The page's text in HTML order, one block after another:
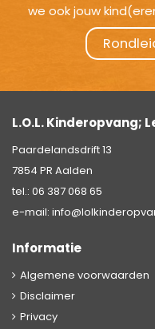
we ook jouw
L.O.L. Kinderopvang;
Paardelandsdrift 13
7854 PR Aalden
tel.: 06 387 068 65
e-mail:
Informatie
Algemene voorwaarden
Disclaimer
Privacy